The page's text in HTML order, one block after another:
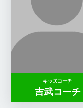
キッズコーチ
吉武コーチ